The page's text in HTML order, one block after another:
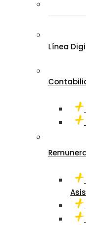
Línea